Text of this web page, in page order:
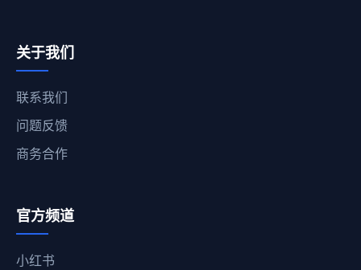
关于我们
联系我们
问题反馈
商务合作
官方频道
小红书